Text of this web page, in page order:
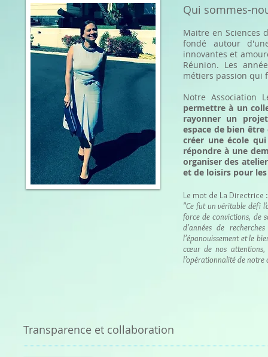
Qui sommes-
Maitre en Sciences
fondé autour
innovantes et
Réunion. Les
métiers passion qui
Notre Association
permettre à un
rayonner un
espace de bien
créer une école
répondre à une
organiser des
et de loisirs pour
Le mot de La Directrice :
"Ce fut un véritable défi
force de convictions, de
d’années de
l’épanouissement et le
cœur de nos attentions,
l’opérationnalité de notre
Transparence et collaboration